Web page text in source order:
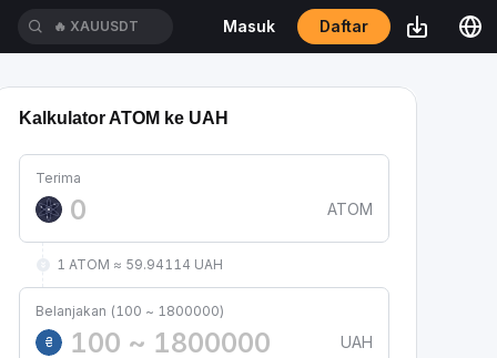
🔥 XAUUSDT Masuk Daftar
Kalkulator ATOM ke UAH
Terima
ATOM
1 ATOM ≈ 59.94114 UAH
Belanjakan (100 ~ 1800000)
₴
UAH